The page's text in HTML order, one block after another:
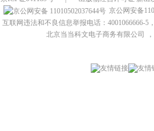
京公网安备
互联网违法和不良信息举报电话：4001066666-5
北京当当科文电子商务有限公司